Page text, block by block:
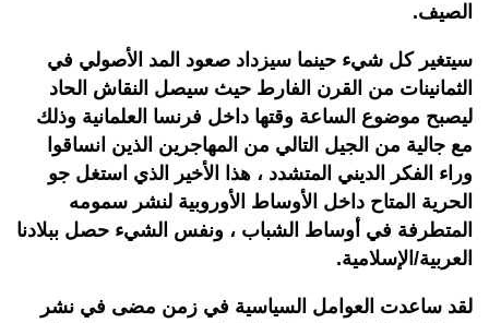
الصيف.
سيتغير كل شيء حينما سيزداد صعود المد الأصولي في
الثمانينات من القرن الفارط حيث سيصل النقاش الحاد
ليصبح موضوع الساعة وقتها داخل فرنسا العلمانية وذلك
مع جالية من الجيل التالي من المهاجرين الذين انساقوا
وراء الفكر الديني المتشدد ، هذا الأخير الذي استغل جو
الحرية المتاح داخل الأوساط الأوروبية لنشر سمومه
المتطرفة في أوساط الشباب ، ونفس الشيء حصل ببلادنا
العربية/الإسلامية.
لقد ساعدت العوامل السياسية في زمن مضى في نشر